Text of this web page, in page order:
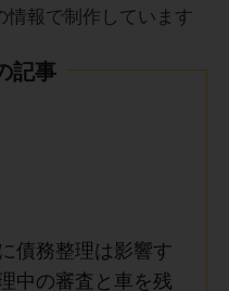
情報で制作しています
記事
債務整理は影響す
中の審査と車を残